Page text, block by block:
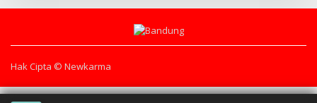
Hak Cipta © Newkarma